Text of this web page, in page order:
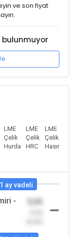
ve son fiyat
LME
Çelik
Hurda
LME
Çelik
HRC
LME
Çelik
Hasır
ay vadeli
-